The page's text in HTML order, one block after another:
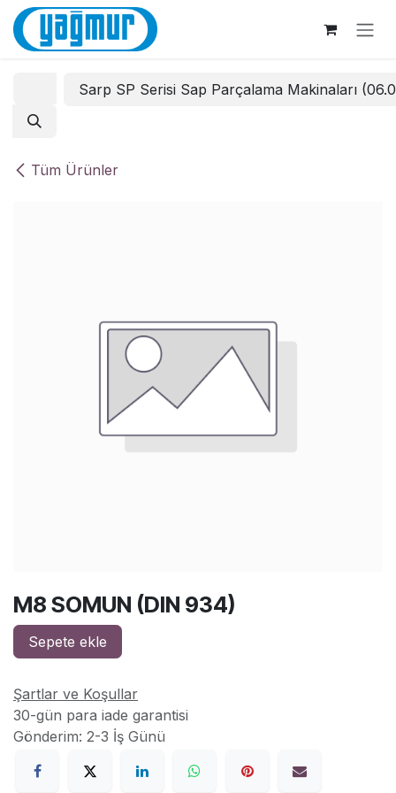
İçereği Atla
Tüm Ürünler
Sarp SP Serisi Sap Parçalama Makinaları
M8 SOMUN (DIN 934)
Sepete ekle
Şartlar ve Koşullar
30-gün para iade garantisi
Gönderim: 2-3 İş Günü